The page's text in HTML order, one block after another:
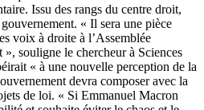
Issu des rangs du centre droit,
« Il sera une pièce
voix à droite à l’Assemblée
», souligne le chercheur à Sciences
« à une nouvelle perception de la
devra composer avec la
de loi. « Si Emmanuel Macron